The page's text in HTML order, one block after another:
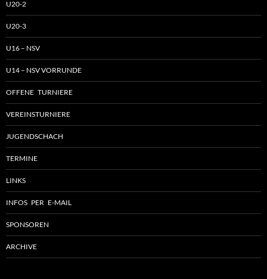
U20-2
U20-3
U16 – NSV
U14 – NSV VORRUNDE
OFFENE TURNIERE
VEREINSTURNIERE
JUGENDSCHACH
TERMINE
LINKS
INFOS PER E-MAIL
SPONSOREN
ARCHIVE